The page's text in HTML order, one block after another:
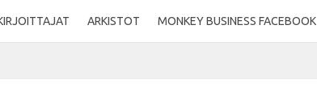
ARKISTOT MONKEY BUSINESS FACEBOOK